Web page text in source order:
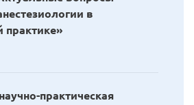
в
практике»
практическая